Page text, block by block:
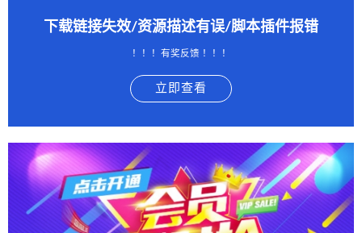
下载链接失效/资源描述有误/脚本插件报错
！！！有奖反馈 ！！！
立即查看